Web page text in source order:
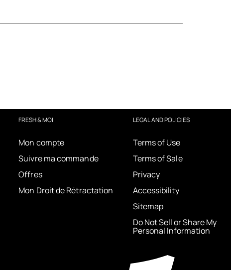
FRESH & MOI
Mon compte
Suivre ma commande
Offres
Mon Droit de Rétractation
LEGAL AND POLICIES
Terms of Use
Terms of Sale
Privacy
Accessibility
Sitemap
Do Not Sell or Share My
Personal Information